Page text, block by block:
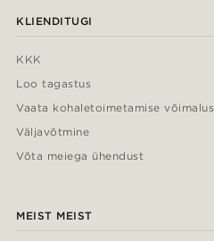
KLIENDITUGI
KKK
Loo tagastus
Vaata kohaletoimetamise
Väljavõtmine
Võta meiega ühendust
MEIST MEIST